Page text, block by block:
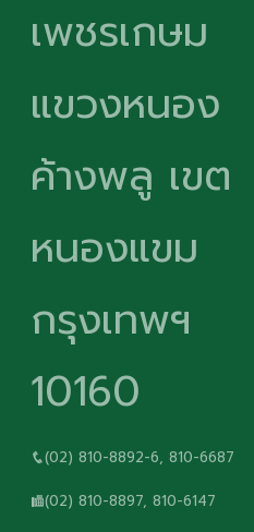
เพชรเกษม
แขวงหนอง
ค้างพลู เขต
หนองแขม
กรุงเทพฯ
10160
(02) 810-8892-6, 810-6687
(02) 810-8897, 810-6147